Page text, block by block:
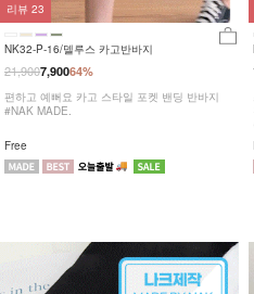
NK32-P-16/델루스 카고반바지
64%
21,9007,900
편하고 예뻐요 카고 스타일 포켓 밴딩 반바지
#NAK MADE.
Free
리뷰 23